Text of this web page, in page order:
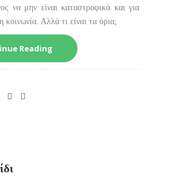
να μην είναι καταστροφικά και για
κοινωνία. Αλλά τι είναι τα όρια;
Reading